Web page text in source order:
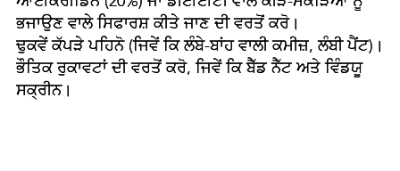
ਭਜਾਉਣ ਵਾਲੇ ਸਿਫਾਰਸ਼ ਕੀਤੇ ਜਾਣ ਦੀ ਵਰਤੋਂ ਕਰੋ।
ਢੁਕਵੇਂ ਕੱਪੜੇ ਪਹਿਨੋ (ਜਿਵੇਂ ਕਿ ਲੰਬੇ-ਬਾਂਹ ਵਾਲੀ ਕਮੀਜ਼, ਲੰਬੀ ਪੈਂਟ)।
ਭੌਤਿਕ ਰੁਕਾਵਟਾਂ ਦੀ ਵਰਤੋਂ ਕਰੋ, ਜਿਵੇਂ ਕਿ ਬੈੱਡ ਨੈੱਟ ਅਤੇ ਵਿੰਡਯੂ
ਸਕ੍ਰੀਨ।